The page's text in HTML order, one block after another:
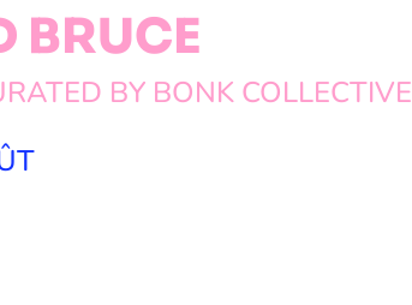
BRUCE
BY BONK COLLECTIVE